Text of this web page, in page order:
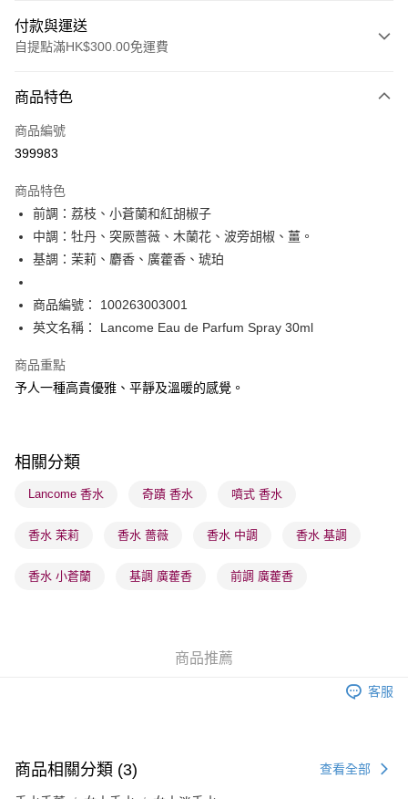
付款與運送
自提點滿HK$300.00免運費
信用卡
Apple Pay
PayMe
WeChat Pay
送貨方式
每筆HK$65.00，滿HK$300.00或以上免運費
確認發貨後1-3 工作天送達，訂單將隨機分配至SF順豐速運或京東
物流公司進行物流配送
取。逾期會取消訂單，並不會安排重寄
取。逾期會取消訂單，並不會安排重寄
商品特色
商品編號
399983
商品特色
前調：荔枝、小蒼蘭和紅胡椒子
中調：牡丹、突厥薔薇、木蘭花、波旁胡椒、薑。
基調：茉莉、麝香、廣藿香、琥珀
商品編號： 100263003001
英文名稱： Lancome Eau de Parfum Spray 30ml
商品重點
予人一種高貴優雅、平靜及溫暖的感覺。
相關分類
Lancome 香水 奇蹟 香水 噴式 香水
香水 茉莉 香水 薔薇 香水 中調 香水 基調
香水 小蒼蘭 基調 廣藿香 前調 廣藿香
商品推薦
客服
商品相關分類 (3) 查看全部